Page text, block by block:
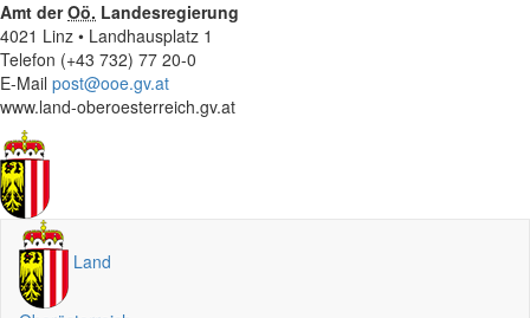
Amt derOö. Landesregierung
4021 Linz • Landhausplatz 1
Telefon (+43 732) 77 20-0
E-Mail post@ooe.gv.at
www.land-oberoesterreich.gv.at
Land